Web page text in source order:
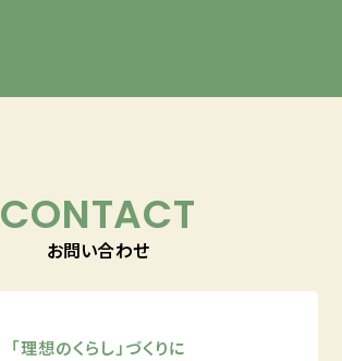
CONTACT
お問い合わせ
「理想のくらし」づくりに